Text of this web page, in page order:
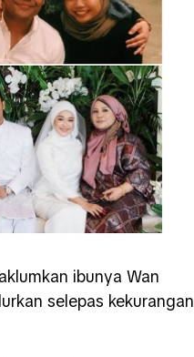
ibunya Wan
selepas kekurangan